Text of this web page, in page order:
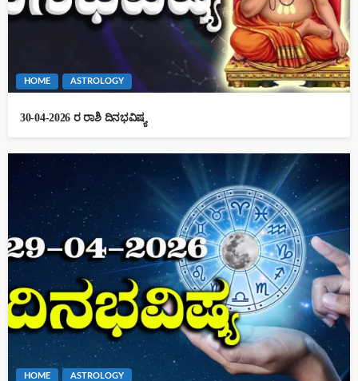
HOME ASTROLOGY
30-04-2026 ರ ರಾಶಿ ದಿನಭವಿಷ್ಯ
HOME ASTROLOGY